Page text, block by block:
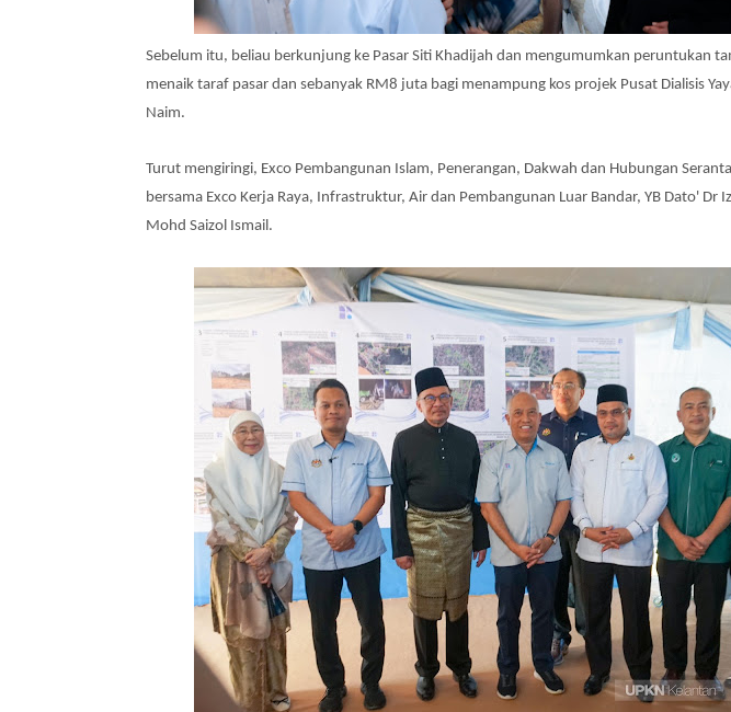
Sebelum itu, beliau berkunjung ke Pasar Siti Khadijah dan mengumumkan peruntukan
menaik taraf pasar dan sebanyak RM8 juta bagi menampung kos projek Pusat Dialisis
Naim.
Turut mengiringi, Exco Pembangunan Islam, Penerangan, Dakwah dan Hubungan
bersama Exco Kerja Raya, Infrastruktur, Air dan Pembangunan Luar Bandar, YB Dato' Dr
Mohd Saizol Ismail.